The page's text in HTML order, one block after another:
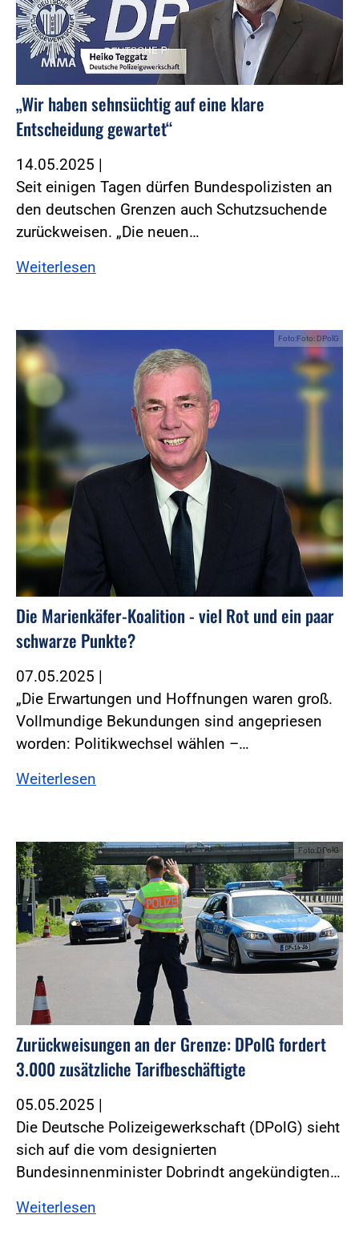
„Wir haben sehnsüchtig auf eine klare
Entscheidung gewartet“
14.05.2025 |
Seit einigen Tagen dürfen Bundespolizisten an
den deutschen Grenzen auch Schutzsuchende
zurückweisen. „Die neuen…
Weiterlesen
Foto:Foto: DPolG
Die Marienkäfer-Koalition - viel Rot und ein paar
schwarze Punkte?
07.05.2025 |
„Die Erwartungen und Hoffnungen waren groß.
Vollmundige Bekundungen sind angepriesen
worden: Politikwechsel wählen –…
Weiterlesen
Foto:DPolG
Zurückweisungen an der Grenze: DPolG fordert
3.000 zusätzliche Tarifbeschäftigte
05.05.2025 |
Die Deutsche Polizeigewerkschaft (DPolG) sieht
sich auf die vom designierten
Bundesinnenminister Dobrindt angekündigten…
Weiterlesen